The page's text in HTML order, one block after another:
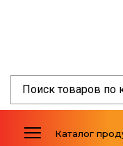
Каталог
Уличное
Промышленное
Светодиодные